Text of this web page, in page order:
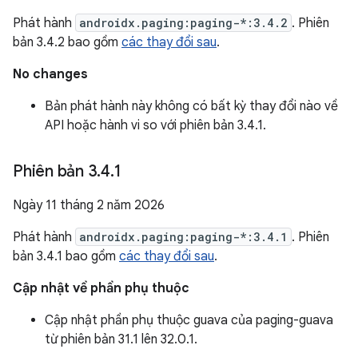
Phát hành androidx.paging:paging-*:3.4.2 . Phiên
bản 3.4.2 bao gồm các thay đổi sau.
No changes
Bản phát hành này không có bất kỳ thay đổi nào về
API hoặc hành vi so với phiên bản 3.4.1.
Phiên bản 3.4.1
Ngày 11 tháng 2 năm 2026
Phát hành androidx.paging:paging-*:3.4.1 . Phiên
bản 3.4.1 bao gồm các thay đổi sau.
Cập nhật về phần phụ thuộc
Cập nhật phần phụ thuộc guava của paging-guava
từ phiên bản 31.1 lên 32.0.1.